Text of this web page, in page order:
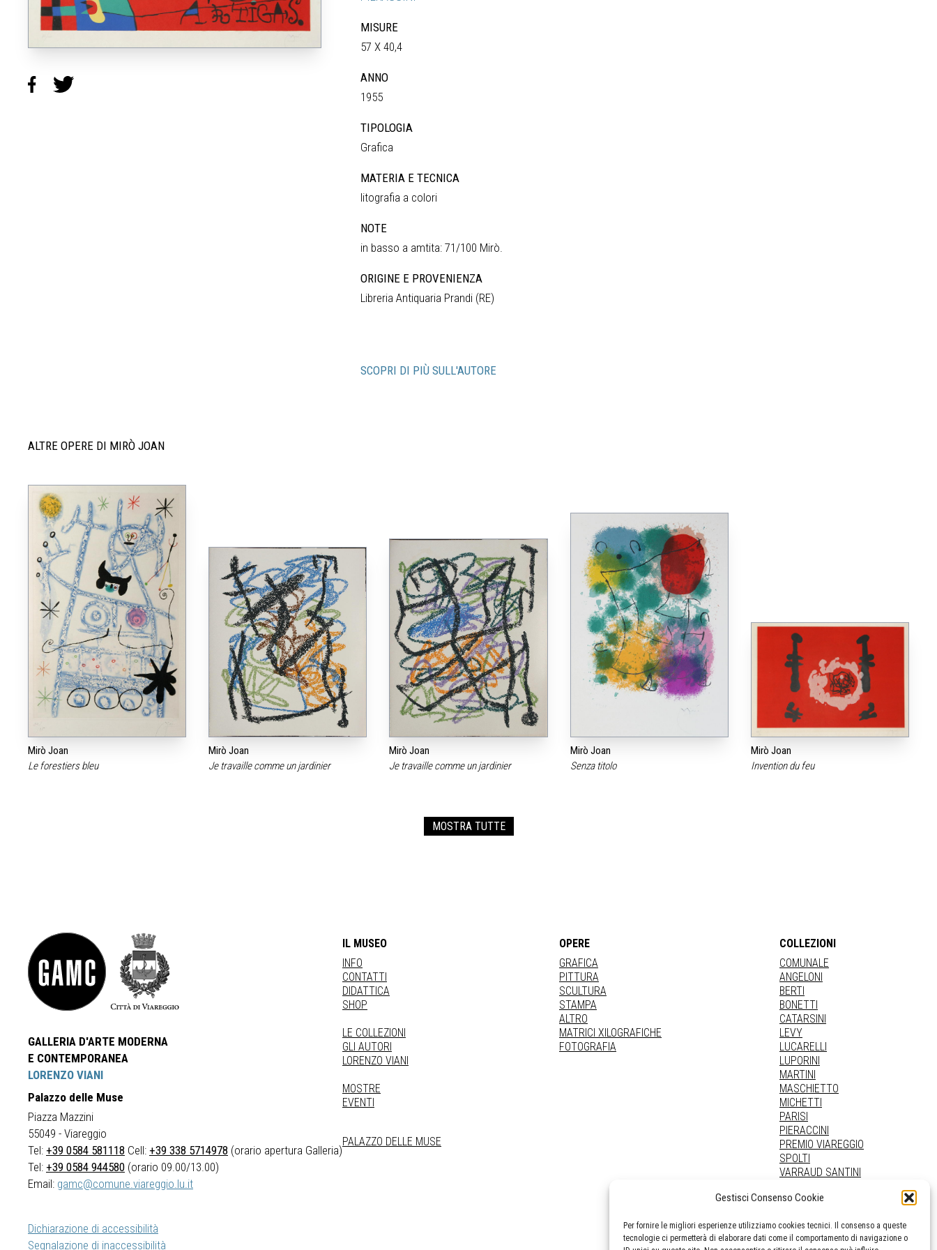
Gestisci Consenso Cookie
Per fornire le migliori esperienze utilizziamo cookies tecnici. Il consenso a queste
tecnologie ci permetterà di elaborare dati come il comportamento di navigazione o
MISURE
57 X 40,4
ANNO
1955
TIPOLOGIA
Grafica
MATERIA E TECNICA
litografia a colori
NOTE
in basso a amtita: 71/100 Mirò.
ORIGINE E PROVENIENZA
Libreria Antiquaria Prandi (RE)
SCOPRI DI PIÙ SULL'AUTORE
ALTRE OPERE DI MIRÒ JOAN
Mirò Joan
Le forestiers bleu
Mirò Joan
Je travaille comme un jardinier
Mirò Joan
Je travaille comme un jardinier
Mirò Joan
Senza titolo
Mirò Joan
Invention du feu
MOSTRA TUTTE
GALLERIA D'ARTE MODERNA
E CONTEMPORANEA
LORENZO VIANI
Palazzo delle Muse
Piazza Mazzini
55049 - Viareggio
Tel: +39 0584 581118 Cell: +39 338 5714978 (orario apertura Galleria)
Tel: +39 0584 944580 (orario 09.00/13.00)
Email: gamc@comune.viareggio.lu.it
Dichiarazione di accessibilità
Segnalazione di inaccessibilità
IL MUSEO
INFO
CONTATTI
DIDATTICA
SHOP
LE COLLEZIONI
GLI AUTORI
LORENZO VIANI
MOSTRE
EVENTI
PALAZZO DELLE MUSE
OPERE
GRAFICA
PITTURA
SCULTURA
STAMPA
ALTRO
MATRICI XILOGRAFICHE
FOTOGRAFIA
COLLEZIONI
COMUNALE
ANGELONI
BERTI
BONETTI
CATARSINI
LEVY
LUCARELLI
LUPORINI
MARTINI
MASCHIETTO
MICHETTI
PARISI
PIERACCINI
PREMIO VIAREGGIO
SPOLTI
VARRAUD SANTINI